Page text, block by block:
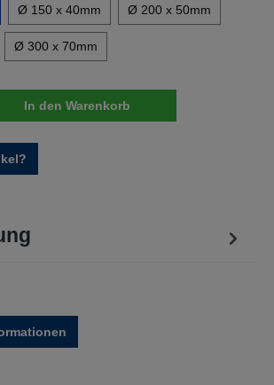
Ø 150 x 40mm Ø 200 x 50mm
Ø 300 x 70mm
Gib den gewünschten
In den Warenkorb